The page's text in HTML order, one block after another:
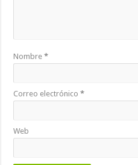
Nombre*
Correo electrónico*
Web